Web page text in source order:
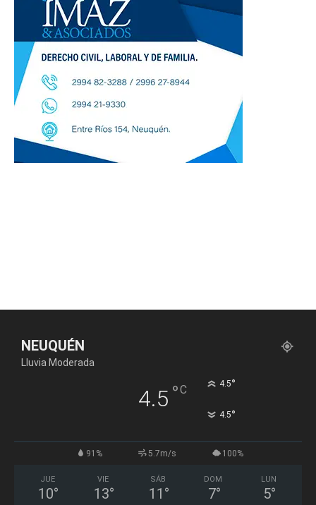
NEUQUÉN
Lluvia Moderada
4.5 °C 4.5°
4.5°
91% 5.7m/s 100%
JUE
10°
VIE
13°
SÁB
11 °
DOM
7°
LUN
5°